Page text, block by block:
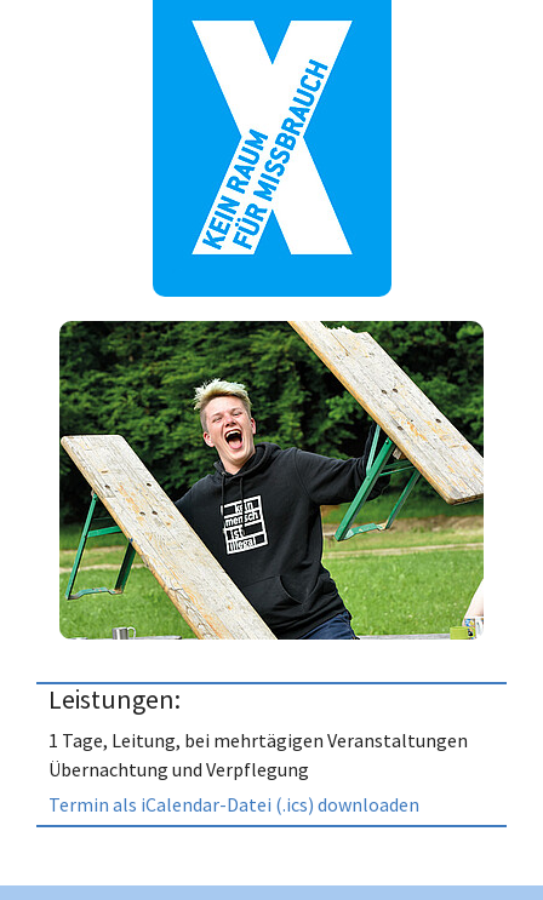
Leistungen:
1 Tage, Leitung, bei mehrtägigen Veranstaltungen
Übernachtung und Verpflegung
Termin als iCalendar-Datei (.ics) downloaden